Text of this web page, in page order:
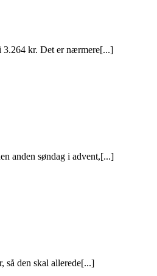
3.264 kr. Det er nærmere[...]
anden søndag i advent,[...]
så den skal allerede[...]